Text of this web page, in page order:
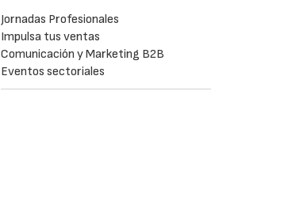
Jornadas Profesionales
Impulsa tus ventas
Comunicación y Marketing B2B
Eventos sectoriales